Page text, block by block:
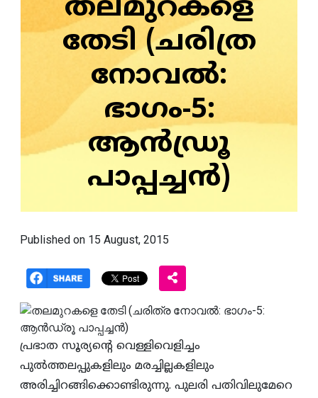
തലമുറകളെ
തേടി (ചരിത്ര
നോവല്‍:
ഭാഗം-5:
ആന്‍ഡ്രൂ
പാപ്പച്ചന്‍)
Published on 15 August, 2015
പ്രഭാത സൂര്യന്റെ വെള്ളിവെളിച്ചം
പുല്‍ത്തലപ്പുകളിലും മരച്ചില്ലകളിലും
അരിച്ചിറങ്ങിക്കൊണ്ടിരുന്നു. പുലരി പതിവിലുമേറെ